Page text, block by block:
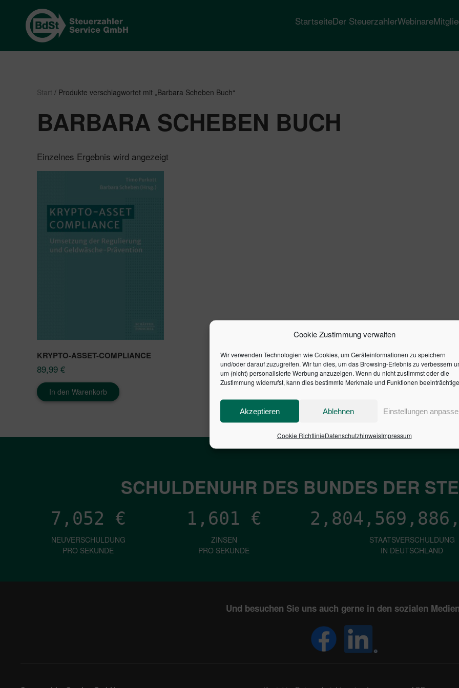
Cookie Zustimmung verwalten
Wir verwenden Technologien wie Cookies, um Geräteinformationen zu speichern
und/oder darauf zuzugreifen. Wir tun dies, um das Browsing-Erlebnis zu verbessern
um (nicht) personalisierte Werbung anzuzeigen. Wenn du nicht zustimmst oder die
Zustimmung widerrufst, kann dies bestimmte Merkmale und Funktionen
Akzeptieren Ablehnen Einstellungen
Cookie RichtlinieDatenschutzhinweisImpressum
StartseiteDer SteuerzahlerWebinare
Start / Produkte verschlagwortet mit „Barbara Scheben Buch“
BARBARA SCHEBEN BUCH
Einzelnes Ergebnis wird angezeigt
KRYPTO-ASSET-COMPLIANCE
89,99 €
In den Warenkorb
SCHULDENUHR DES BUNDES DER
7,052 €
NEUVERSCHULDUNG
PRO SEKUNDE
1,601 €
ZINSEN
PRO SEKUNDE
STAATSVERSCHULDUNG
IN DEUTSCHLAND
Und besuchen Sie uns auch gerne in den sozialen